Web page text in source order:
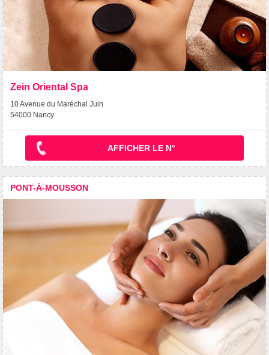
Zein Oriental Spa
10 Avenue du Maréchal Juin
54000 Nancy
AFFICHER LE N°
PONT-À-MOUSSON